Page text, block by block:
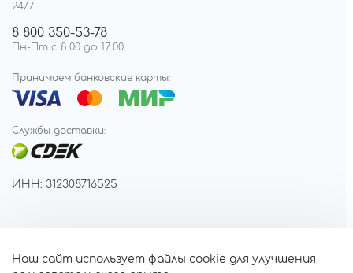
24/7
8 800 350-53-78
Пн-Пт с 8:00 до 17:00
Принимаем банковские карты:
Службы доставки:
ИНН: 312308716525
Наш сайт использует файлы cookie для улучшения